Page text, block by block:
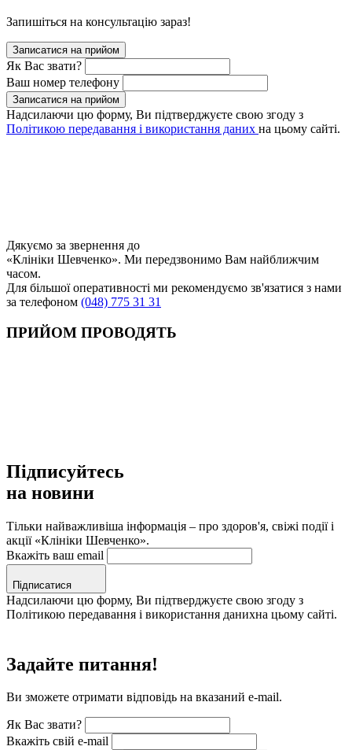
Запишіться на консультацію зараз!
Записатися на прийом
Як Вас звати?
Ваш номер телефону
Записатися на прийом
Надсилаючи цю форму, Ви підтверджуєте свою згоду з
Політикою передавання і використання даних на цьому сайті.
Дякуємо за звернення до
«Клініки Шевченко». Ми передзвонимо Вам найближчим
часом.
Для більшої оперативності ми рекомендуємо зв'язатися з нами
за телефоном (048) 775 31 31
ПРИЙОМ ПРОВОДЯТЬ
Підписуйтесь
на новини
Тільки найважливіша інформація – про здоров'я, свіжі події і
акції «Клініки Шевченко».
Вкажіть ваш email
Підписатися
Надсилаючи цю форму, Ви підтверджуєте свою згоду з
Політикою передавання і використання данихна цьому сайті.
Задайте питання!
Ви зможете отримати відповідь на вказаний e-mail.
Як Вас звати?
Вкажіть свій e-mail